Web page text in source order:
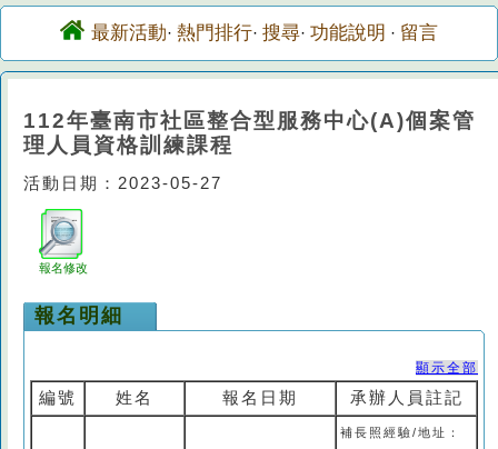
最新活動· 熱門排行· 搜尋· 功能說明 · 留言
112年臺南市社區整合型服務中心(A)個案管
理人員資格訓練課程
活動日期：2023-05-27
報名修改
報名明細
顯示全部
編號 姓名 報名日期 承辦人員註記
補長照經驗/地址：